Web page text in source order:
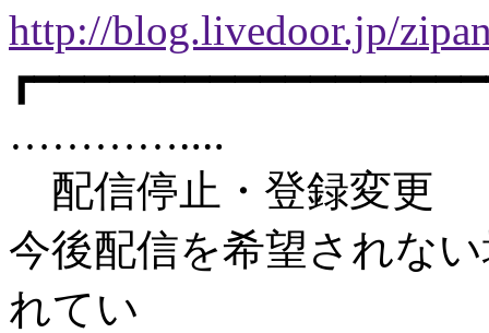
http://blog.livedoor.jp/
…………‥‥
配信停止・登録変更
今後配信を希望されな
れてい